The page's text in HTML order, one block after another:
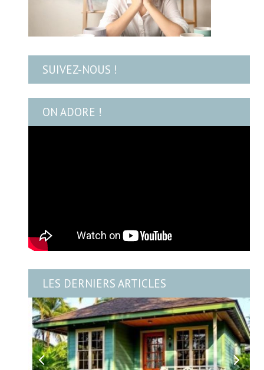
SUIVEZ-NOUS !
ON ADORE !
LES DERNIERS ARTICLES